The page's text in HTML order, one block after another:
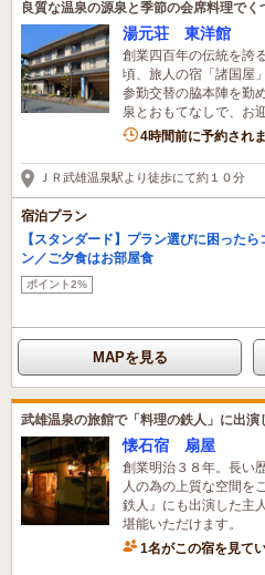
良質な温泉の源泉と季節の会席料理で
湯元荘 東洋館
創業四百年の伝統を誇
頃、旅人の宿「諸国屋
参勤交替の脇本陣を勤
泉とおもてなしで、お
4時間前に予約され
ＪＲ武雄温泉駅より徒歩にて約１０分
宿泊プラン
【スタンダード】プラン選びに困った
ン／ご夕食はお部屋食
ポイント2%
MAPを見る
武雄温泉の旅館で「料理の鉄人」に出
懐石宿 扇屋
創業明治３８年。長い
人の為の上質な空間を
鉄人』にも出演した主
堪能いただけます。
1名がこの宿を見て